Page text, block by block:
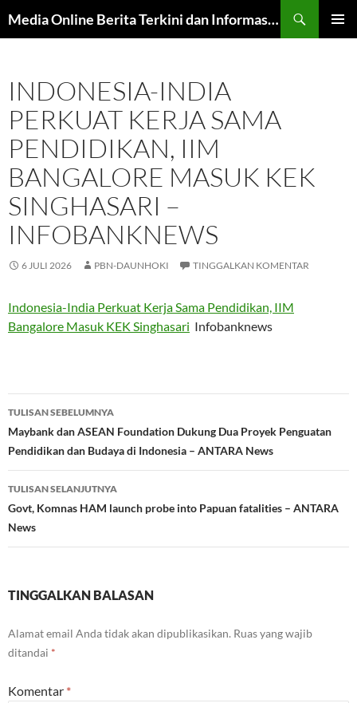
ke
Media Online Berita Terkini dan Informasi Harian
INDONESIA-INDIA
PERKUAT KERJA SAMA
PENDIDIKAN, IIM
BANGALORE MASUK KEK
SINGHASARI –
INFOBANKNEWS
6 JULI 2026 PBN-DAUNHOKI TINGGALKAN KOMENTAR
Indonesia-India Perkuat Kerja Sama Pendidikan, IIM
Bangalore Masuk KEK Singhasari Infobanknews
Navigasi
Tulisan
TULISAN SEBELUMNYA
Maybank dan ASEAN Foundation Dukung Dua Proyek Penguatan
Pendidikan dan Budaya di Indonesia – ANTARA News
TULISAN SELANJUTNYA
Govt, Komnas HAM launch probe into Papuan fatalities – ANTARA
News
TINGGALKAN BALASAN
Alamat email Anda tidak akan dipublikasikan. Ruas yang wajib
ditandai *
Komentar *